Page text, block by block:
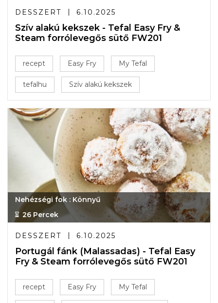
DESSZERT 6.10.2025
Szív alakú kekszek - Tefal Easy Fry &
Steam forrólevegős sütő FW201
recept Easy Fry My Tefal
tefalhu Szív alakú kekszek
Nehézségi fok : Könnyű
26 Percek
DESSZERT 6.10.2025
Portugál fánk (Malassadas) - Tefal Easy
Fry & Steam forrólevegős sütő FW201
recept Easy Fry My Tefal